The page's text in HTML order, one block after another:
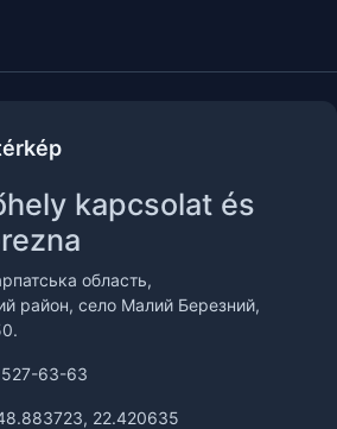
kapcsolat és
область,
район, село Малий Березний,
63-63
22.420635